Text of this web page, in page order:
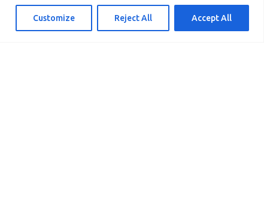
Customize Reject All Accept All